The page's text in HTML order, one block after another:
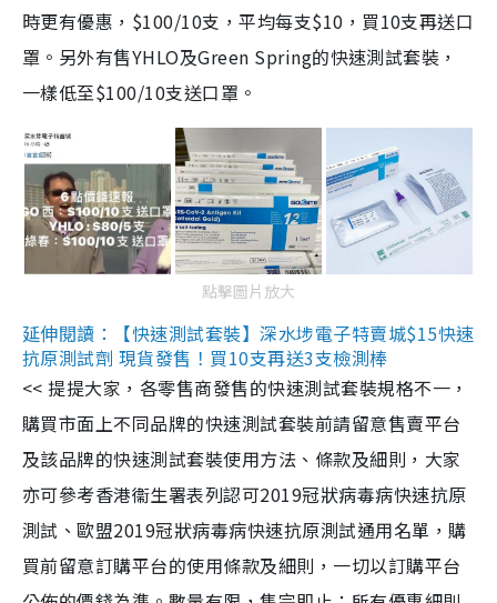
時更有優惠，$100/10支，平均每支$10，買10支再送口
罩。另外有售YHLO及Green Spring的快速測試套裝，
一樣低至$100/10支送口罩。
點擊圖片放大
延伸閱讀：【快速測試套裝】深水埗電子特賣城$15快速
抗原測試劑 現貨發售！買10支再送3支檢測棒
<< 提提大家，各零售商發售的快速測試套裝規格不一，
購買市面上不同品牌的快速測試套裝前請留意售賣平台
及該品牌的快速測試套裝使用方法、條款及細則，大家
亦可參考香港衞生署表列認可2019冠狀病毒病快速抗原
測試、歐盟2019冠狀病毒病快速抗原測試通用名單，購
買前留意訂購平台的使用條款及細則，一切以訂購平台